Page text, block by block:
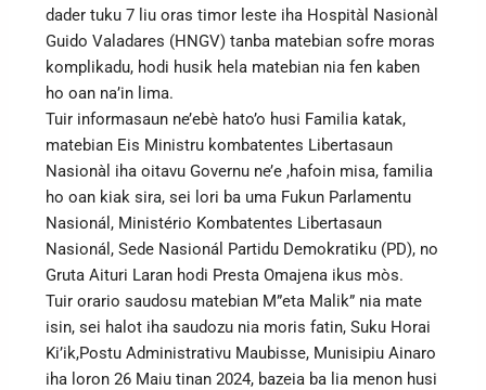
dader tuku 7 liu oras timor leste iha Hospitàl Nasionàl
Guido Valadares (HNGV) tanba matebian sofre moras
komplikadu, hodi husik hela matebian nia fen kaben
ho oan na’in lima.
Tuir informasaun ne’ebè hato’o husi Familia katak,
matebian Eis Ministru kombatentes Libertasaun
Nasionàl iha oitavu Governu ne’e ,hafoin misa, familia
ho oan kiak sira, sei lori ba uma Fukun Parlamentu
Nasionál, Ministério Kombatentes Libertasaun
Nasionál, Sede Nasionál Partidu Demokratiku (PD), no
Gruta Aituri Laran hodi Presta Omajena ikus mòs.
Tuir orario saudosu matebian M”eta Malik” nia mate
isin, sei halot iha saudozu nia moris fatin, Suku Horai
Ki’ik,Postu Administrativu Maubisse, Munisipiu Ainaro
iha loron 26 Maiu tinan 2024, bazeia ba lia menon husi